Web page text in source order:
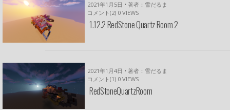
2021年1月5日 • 著者：雪だるま
コメント(2) 0 VIEWS
1.12.2 RedStone Quartz Room 2
2021年1月4日 • 著者：雪だるま
コメント(1) 0 VIEWS
RedStoneQuartzRoom